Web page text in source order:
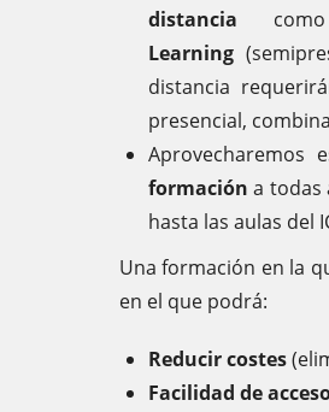
distancia
Learning
distancia
presencial,
Aprovecharemos
formación a todas
hasta las aulas del
Una formación en la
en el que podrá:
Reducir costes
Facilidad de